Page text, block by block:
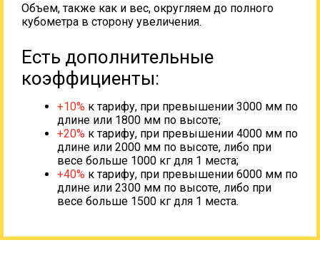
Объем, также как и вес, округляем до полного
кубометра в сторону увеличения.
Есть дополнительные
коэффициенты:
+10% к тарифу, при превышении 3000 мм по
длине или 1800 мм по высоте;
+20% к тарифу, при превышении 4000 мм по
длине или 2000 мм по высоте, либо при
весе больше 1000 кг для 1 места;
+40% к тарифу, при превышении 6000 мм по
длине или 2300 мм по высоте, либо при
весе больше 1500 кг для 1 места.